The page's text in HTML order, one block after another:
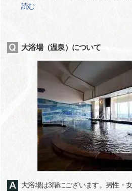
読む
大浴場（温泉）について
大浴場は3階にございます。男性・